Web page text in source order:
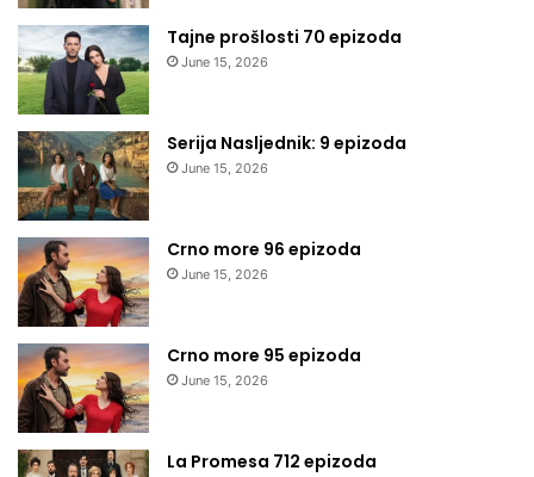
Tajne prošlosti 70 epizoda
June 15, 2026
Serija Nasljednik: 9 epizoda
June 15, 2026
Crno more 96 epizoda
June 15, 2026
Crno more 95 epizoda
June 15, 2026
La Promesa 712 epizoda